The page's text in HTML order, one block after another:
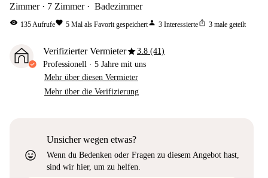
Zimmer 7 Zimmer Badezimmer
visibility 135Aufrufefavorite 5 Mal als Favorit gespeichertperson 3 Interessierteios_share 3 male geteilt
Verifizierter Vermieterstar3.8 (41)
Professionell · 5 Jahre mit uns
Mehr über diesen Vermieter
Mehr über die Verifizierung
sentiment_very_satisfied
Unsicher wegen etwas?
Wenn du Bedenken oder Fragen zu diesem Angebot hast,
sind wir hier, um zu helfen.